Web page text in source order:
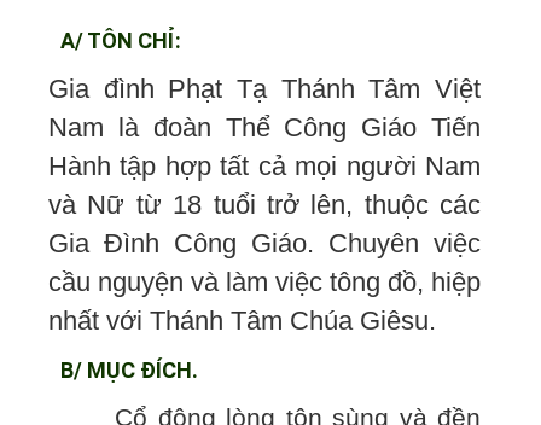
A/ TÔN CHỈ:
Gia đình Phạt Tạ Thánh Tâm Việt
Nam là đoàn Thể Công Giáo Tiến
Hành tập hợp tất cả mọi người Nam
và Nữ từ 18 tuổi trở lên, thuộc các
Gia Đình Công Giáo. Chuyên việc
cầu nguyện và làm việc tông đồ, hiệp
nhất với Thánh Tâm Chúa Giêsu.
B/ MỤC ĐÍCH.
Cổ động lòng tôn sùng và đền